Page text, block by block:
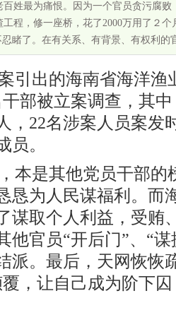
姓最为痛恨。因为一个官员贪污腐
程，修一座桥，花了2000万用了２
睹了。在有关系、有背景、有权利的
引出的海南省海洋渔
部被立案调查，其
，22名涉案人员案发
员。
本是其他党员干部的
恳为人民谋福利。而
谋取个人利益，受贿
他官员“开后门”、“
派。最后，天网恢恢
，让自己成为阶下